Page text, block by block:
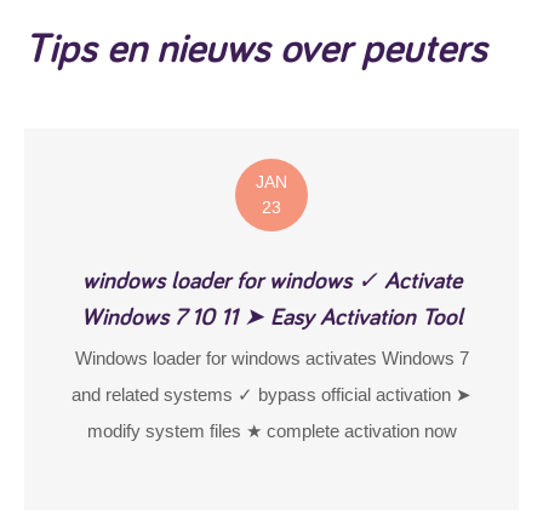
Tips en nieuws over peuters
JAN
23
windows loader for windows ✓ Activate
Windows 7 10 11 ➤ Easy Activation Tool
Windows loader for windows activates Windows 7
and related systems ✓ bypass official activation ➤
modify system files ★ complete activation now